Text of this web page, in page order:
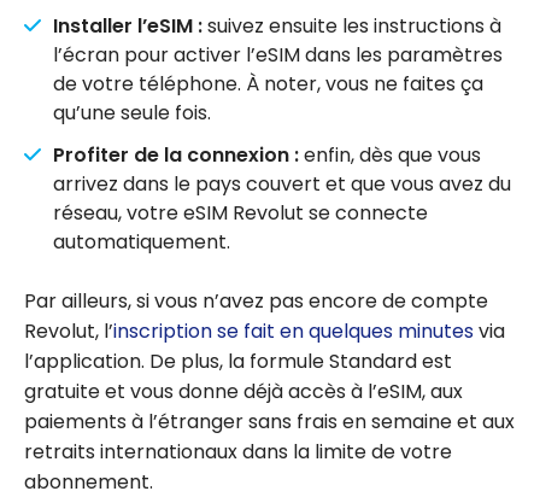
Installer l’eSIM :suivez ensuite les instructions à
l’écran pour activer l’eSIM dans les paramètres
de votre téléphone. À noter, vous ne faites ça
qu’une seule fois.
Profiter de la connexion :enfin, dès que vous
arrivez dans le pays couvert et que vous avez du
réseau, votre eSIM Revolut se connecte
automatiquement.
Par ailleurs, si vous n’avez pas encore de compte
Revolut, l’inscription se fait en quelques minutesvia
l’application. De plus, la formule Standard est
gratuite et vous donne déjà accès à l’eSIM, aux
paiements à l’étranger sans frais en semaine et aux
retraits internationaux dans la limite de votre
abonnement.